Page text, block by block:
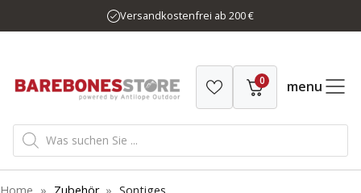
Inhalt
Versandkostenfrei ab 200 €
0 menu
Products
search